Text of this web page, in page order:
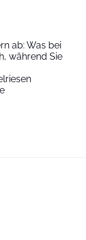
ab: Was bei
während Sie